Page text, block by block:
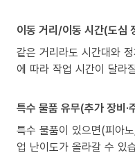
이동 거리/이동 시간(도심
같은 거리라도 시간대와
에 따라 작업 시간이 달라
특수 물품 유무(추가 장비·
특수 물품이 있으면(피아
업 난이도가 올라갈 수 있